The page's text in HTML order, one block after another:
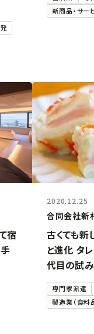
新商品・サー
宿
2020.12.25
合同会社新
古くても新
と進化 タ
代目の試み
専門家派遣
製造業（食料